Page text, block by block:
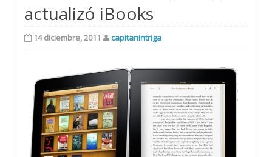
actualizó iBooks
14 diciembre, 2011 capitanintriga